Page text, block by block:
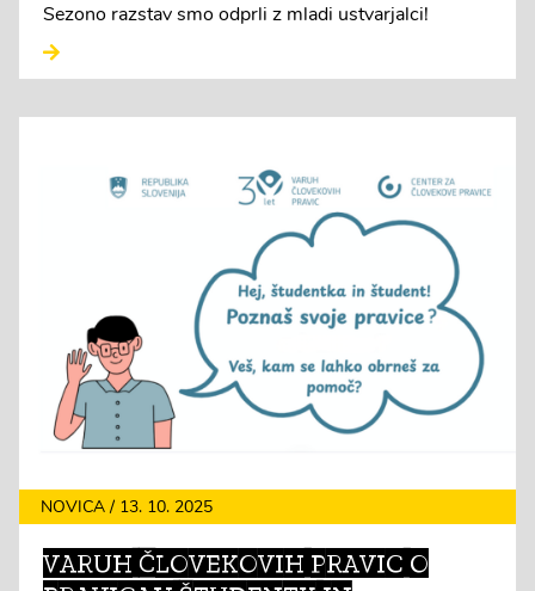
Sezono razstav smo odprli z mladi ustvarjalci!
NOVICA / 13. 10. 2025
VARUH ČLOVEKOVIH PRAVIC O